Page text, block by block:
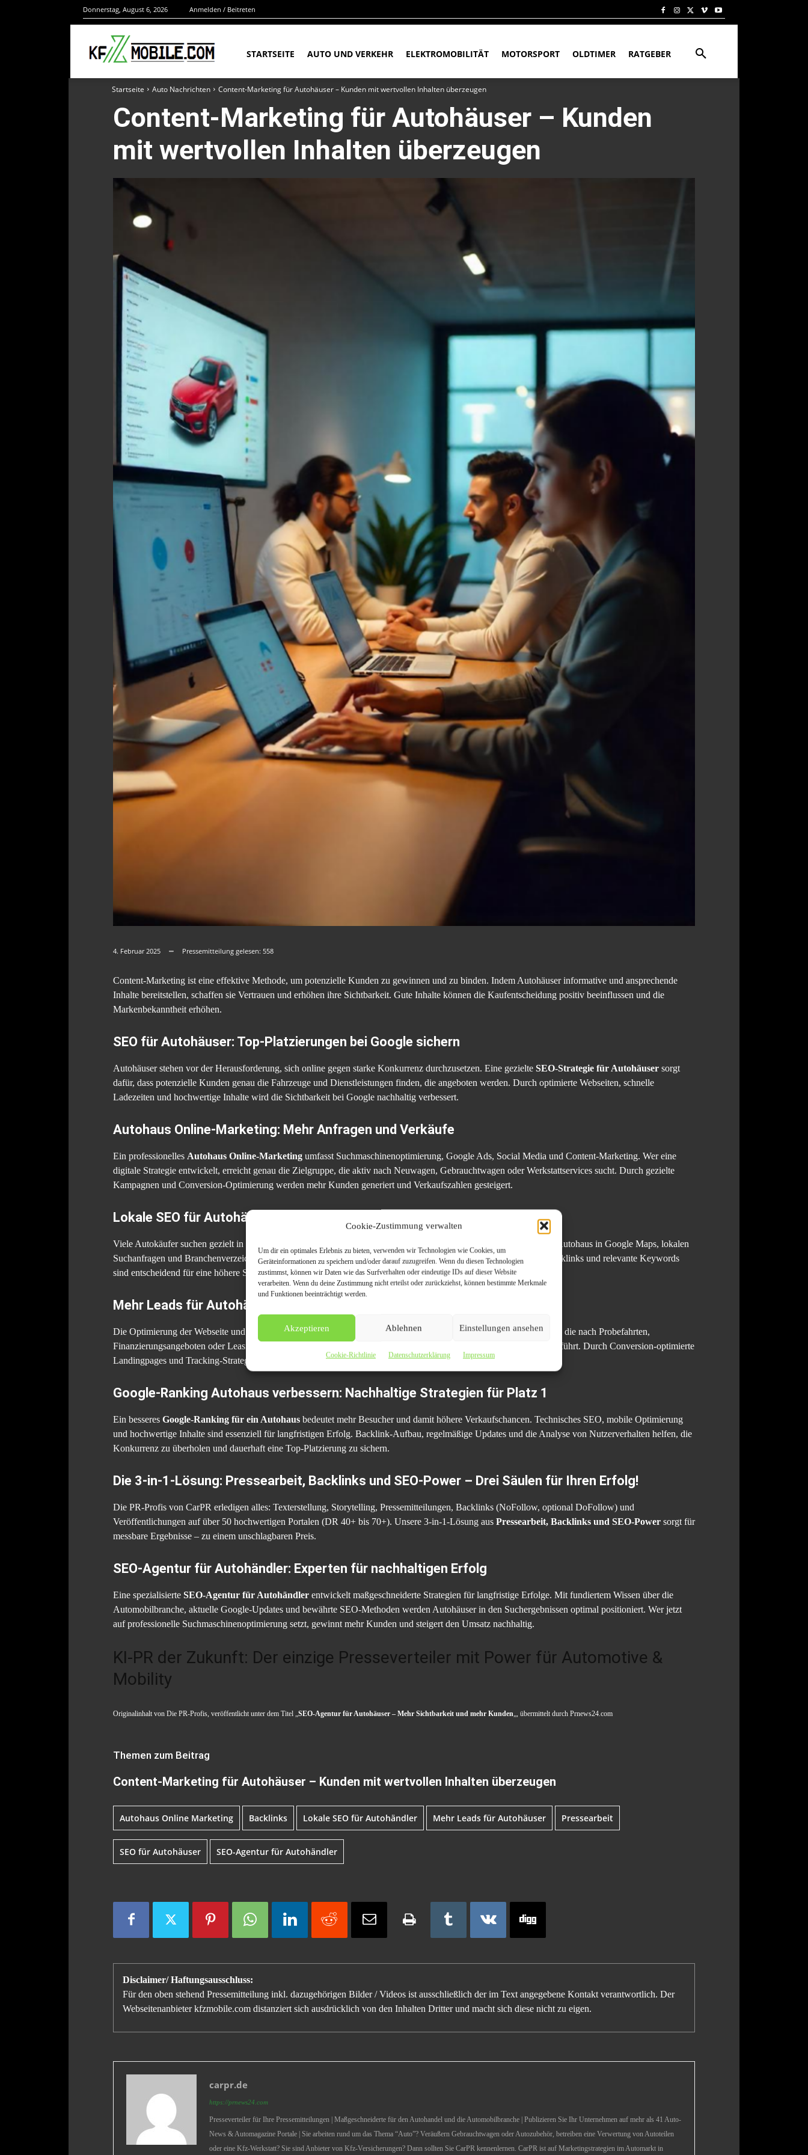
Cookie-Zustimmung verwalten
Um dir ein optimales Erlebnis zu bieten, verwenden wir Technologien wie Cookies, um
Geräteinformationen zu speichern und/oder darauf zuzugreifen. Wenn du diesen Technologien
zustimmst, können wir Daten wie das Surfverhalten oder eindeutige IDs auf dieser Website
verarbeiten. Wenn du deine Zustimmung nicht erteilst oder zurückziehst, können bestimmte Merkmale
und Funktionen beeinträchtigt werden.
Akzeptieren Ablehnen Einstellungen ansehen
Cookie-Richtlinie Datenschutzerklärung Impressum
Donnerstag, August 6, 2026 Anmelden / Beitreten
STARTSEITE AUTO UND VERKEHR ELEKTROMOBILITÄT MOTORSPORT OLDTIMER RATGEBER
Startseite Auto Nachrichten Content-Marketing für Autohäuser – Kunden mit wertvollen Inhalten überzeugen
Content-Marketing für Autohäuser – Kunden
mit wertvollen Inhalten überzeugen
4. Februar 2025 Pressemitteilung gelesen: 558
Content-Marketing ist eine effektive Methode, um potenzielle Kunden zu gewinnen und zu binden. Indem Autohäuser informative und ansprechende
Inhalte bereitstellen, schaffen sie Vertrauen und erhöhen ihre Sichtbarkeit. Gute Inhalte können die Kaufentscheidung positiv beeinflussen und die
Markenbekanntheit erhöhen.
SEO für Autohäuser: Top-Platzierungen bei Google sichern
Autohäuser stehen vor der Herausforderung, sich online gegen starke Konkurrenz durchzusetzen. Eine gezielte SEO-Strategie für Autohäuser sorgt
dafür, dass potenzielle Kunden genau die Fahrzeuge und Dienstleistungen finden, die angeboten werden. Durch optimierte Webseiten, schnelle
Ladezeiten und hochwertige Inhalte wird die Sichtbarkeit bei Google nachhaltig verbessert.
Autohaus Online-Marketing: Mehr Anfragen und Verkäufe
Ein professionelles Autohaus Online-Marketing umfasst Suchmaschinenoptimierung, Google Ads, Social Media und Content-Marketing. Wer eine
digitale Strategie entwickelt, erreicht genau die Zielgruppe, die aktiv nach Neuwagen, Gebrauchtwagen oder Werkstattservices sucht. Durch gezielte
Kampagnen und Conversion-Optimierung werden mehr Kunden generiert und Verkaufszahlen gesteigert.
Lokale SEO für Autohändler: Bessere regionale Auffindbarkeit
Viele Autokäufer suchen gezielt in ihrer Region nach Händlern.
stellt sicher, dass ein Autohaus in Google Maps, lokalen
Suchanfragen und Branchenverzeichnissen weit oben erscheint. Optimierte Google-My-Business-Einträge, lokale Backlinks und relevante Keywords
sind entscheidend für eine höhere Sichtbarkeit im direkten Umfeld.
Mehr Leads für Autohäuser: Effektive Strategien für Kundenanfragen
Die Optimierung der Webseite und gezieltes Performance-Marketing sorgen fürmehr Leads für Autohäuser. Nutzer, die nach Probefahrten,
Finanzierungsangeboten oder Leasing-Optionen suchen, werden mit gezielten Call-to-Actions auf die richtige Seite geführt. Durch Conversion-optimierte
Landingpages und Tracking-Strategien steigt die Anzahl qualifizierter Anfragen erheblich.
Google-Ranking Autohaus verbessern: Nachhaltige Strategien für Platz 1
Ein besseres Google-Ranking für ein Autohaus bedeutet mehr Besucher und damit höhere Verkaufschancen. Technisches SEO, mobile Optimierung
und hochwertige Inhalte sind essenziell für langfristigen Erfolg. Backlink-Aufbau, regelmäßige Updates und die Analyse von Nutzerverhalten helfen, die
Konkurrenz zu überholen und dauerhaft eine Top-Platzierung zu sichern.
Die 3-in-1-Lösung: Pressearbeit, Backlinks und SEO-Power – Drei Säulen für Ihren Erfolg!
Die PR-Profis von CarPR erledigen alles: Texterstellung, Storytelling, Pressemitteilungen, Backlinks (NoFollow, optional DoFollow) und
Veröffentlichungen auf über 50 hochwertigen Portalen (DR 40+ bis 70+). Unsere 3-in-1-Lösung aus Pressearbeit, Backlinks und SEO-Power sorgt für
messbare Ergebnisse – zu einem unschlagbaren Preis.
SEO-Agentur für Autohändler: Experten für nachhaltigen Erfolg
Eine spezialisierte SEO-Agentur für Autohändler entwickelt maßgeschneiderte Strategien für langfristige Erfolge. Mit fundiertem Wissen über die
Automobilbranche, aktuelle Google-Updates und bewährte SEO-Methoden werden Autohäuser in den Suchergebnissen optimal positioniert. Wer jetzt
auf professionelle Suchmaschinenoptimierung setzt, gewinnt mehr Kunden und steigert den Umsatz nachhaltig.
KI-PR der Zukunft: Der einzige Presseverteiler mit Power für Automotive &
Mobility
Originalinhalt von Die PR-Profis, veröffentlicht unter dem Titel „ SEO-Agentur für Autohäuser – Mehr Sichtbarkeit und mehr Kunden „, übermittelt durch Prnews24.com
Themen zum Beitrag
Content-Marketing für Autohäuser – Kunden mit wertvollen Inhalten überzeugen
Autohaus Online Marketing Backlinks Lokale SEO für Autohändler Mehr Leads für Autohäuser Pressearbeit
SEO für Autohäuser SEO-Agentur für Autohändler
Disclaimer/ Haftungsausschluss:
Für den oben stehend Pressemitteilung inkl. dazugehörigen Bilder / Videos ist ausschließlich der im Text angegebene Kontakt verantwortlich. Der
Webseitenanbieter kfzmobile.com distanziert sich ausdrücklich von den Inhalten Dritter und macht sich diese nicht zu eigen.
carpr.de
https://prnews24.com
Presseverteiler für Ihre Pressemitteilungen | Maßgeschneiderte für den Autohandel und die Automobilbranche | Publizieren Sie Ihr Unternehmen auf mehr als 41 Auto-
News & Automagazine Portale | Sie arbeiten rund um das Thema “Auto”? Veräußern Gebrauchtwagen oder Autozubehör, betreiben eine Verwertung von Autoteilen
oder eine Kfz-Werkstatt? Sie sind Anbieter von Kfz-Versicherungen? Dann sollten Sie CarPR kennenlernen. CarPR ist auf Marketingstrategien im Automarkt in